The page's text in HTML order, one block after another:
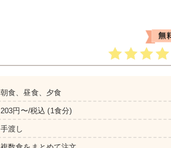
朝食、昼食、夕食
203円〜/税込 (1食分)
手渡し